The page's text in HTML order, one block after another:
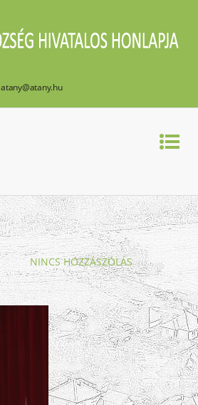
atany@atany.hu
NINCS HOZZÁSZÓLÁS